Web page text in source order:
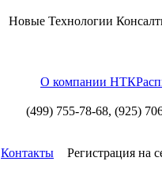
Новые Технологии
О компании НТК
(499) 755-78-68, (925)
Контакты Регистрация на